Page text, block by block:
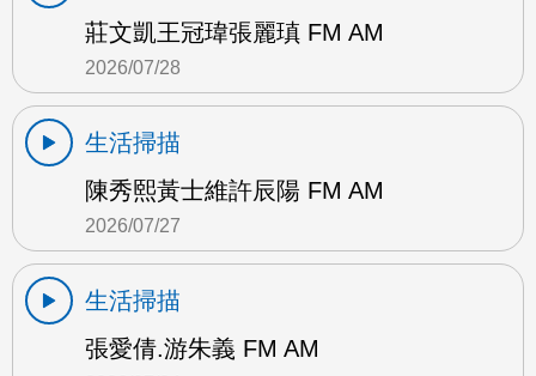
莊文凱王冠瑋張麗瑱 FM AM
2026/07/28
生活掃描
陳秀熙黃士維許辰陽 FM AM
2026/07/27
生活掃描
張愛倩.游朱義 FM AM